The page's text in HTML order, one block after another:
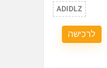
ADIDLZ
לרכישה